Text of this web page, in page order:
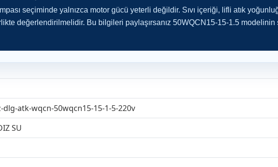
seçiminde yalnızca motor gücü yeterli değildir. Sıvı içeriği, lifli atık
değerlendirilmelidir. Bu bilgileri paylaşırsanız 50WQCN15-15-1.5
dlg-atk-wqcn-50wqcn15-15-1-5-220v
SU